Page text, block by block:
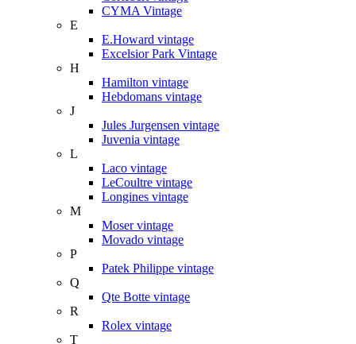
CYMA Vintage
E
E.Howard vintage
Excelsior Park Vintage
H
Hamilton vintage
Hebdomans vintage
J
Jules Jurgensen vintage
Juvenia vintage
L
Laco vintage
LeCoultre vintage
Longines vintage
M
Moser vintage
Movado vintage
P
Patek Philippe vintage
Q
Qte Botte vintage
R
Rolex vintage
T